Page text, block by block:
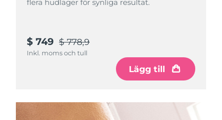
flera hudlager för synliga resultat.
$ 749 $ 778,9
Inkl. moms och tull
Lägg till
Malaysia
Förväntad leverans 8/10/26
8/11/26